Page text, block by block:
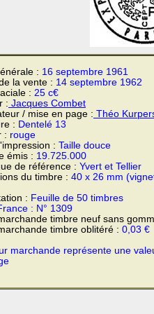
: 16 septembre 1961
la vente : 14 septembre 1962
: 25 c€
: Jacques Combet
/ mise en page : Théo
: Dentelé 13
: rouge
: Taille douce
émis : 19.725.000
de référence : Yvert et Tellier
du timbre : 40 x 26 mm
: Feuille de 50 timbres
: N° 1309
timbre neuf sans
timbre oblitéré : 0,03 €
marchande représente une